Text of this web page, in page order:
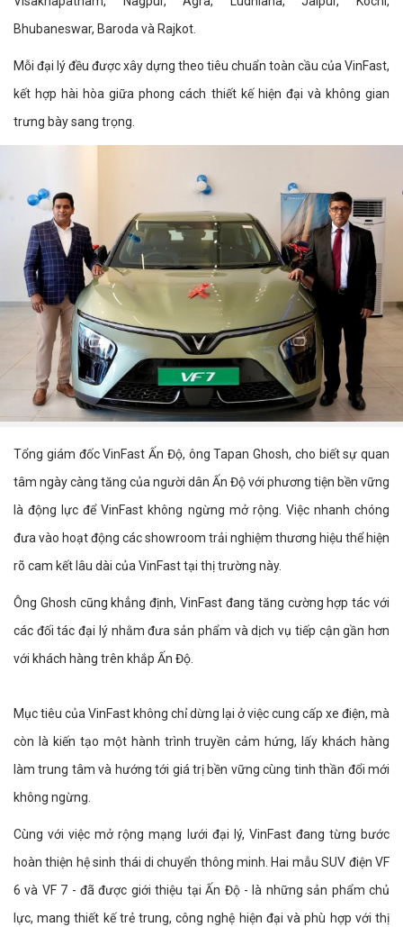
Bhubaneswar, Baroda và Rajkot.
Mỗi đại lý đều được xây dựng theo tiêu chuẩn toàn cầu của VinFast,
kết hợp hài hòa giữa phong cách thiết kế hiện đại và không gian
trưng bày sang trọng.
Tổng giám đốc VinFast Ấn Độ, ông Tapan Ghosh, cho biết sự quan
tâm ngày càng tăng của người dân Ấn Độ với phương tiện bền vững
là động lực để VinFast không ngừng mở rộng. Việc nhanh chóng
đưa vào hoạt động các showroom trải nghiệm thương hiệu thể hiện
rõ cam kết lâu dài của VinFast tại thị trường này.
Ông Ghosh cũng khẳng định, VinFast đang tăng cường hợp tác với
các đối tác đại lý nhằm đưa sản phẩm và dịch vụ tiếp cận gần hơn
với khách hàng trên khắp Ấn Độ.
Mục tiêu của VinFast không chỉ dừng lại ở việc cung cấp xe điện, mà
còn là kiến tạo một hành trình truyền cảm hứng, lấy khách hàng
làm trung tâm và hướng tới giá trị bền vững cùng tinh thần đổi mới
không ngừng.
Cùng với việc mở rộng mạng lưới đại lý, VinFast đang từng bước
hoàn thiện hệ sinh thái di chuyển thông minh. Hai mẫu SUV điện VF
6 và VF 7 - đã được giới thiệu tại Ấn Độ - là những sản phẩm chủ
lực, mang thiết kế trẻ trung, công nghệ hiện đại và phù hợp với thị